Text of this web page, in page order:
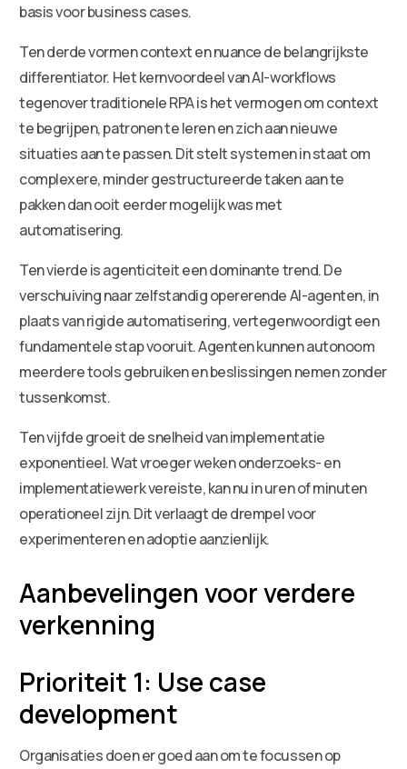
basis voor business cases.
Ten derde vormen context en nuance de belangrijkste
differentiator. Het kernvoordeel van AI-workflows
tegenover traditionele RPA is het vermogen om context
te begrijpen, patronen te leren en zich aan nieuwe
situaties aan te passen. Dit stelt systemen in staat om
complexere, minder gestructureerde taken aan te
pakken dan ooit eerder mogelijk was met
automatisering.
Ten vierde is agenticiteit een dominante trend. De
verschuiving naar zelfstandig opererende AI-agenten, in
plaats van rigide automatisering, vertegenwoordigt een
fundamentele stap vooruit. Agenten kunnen autonoom
meerdere tools gebruiken en beslissingen nemen zonder
tussenkomst.
Ten vijfde groeit de snelheid van implementatie
exponentieel. Wat vroeger weken onderzoeks- en
implementatiewerk vereiste, kan nu in uren of minuten
operationeel zijn. Dit verlaagt de drempel voor
experimenteren en adoptie aanzienlijk.
Aanbevelingen voor verdere
verkenning
Prioriteit 1: Use case
development
Organisaties doen er goed aan om te focussen op